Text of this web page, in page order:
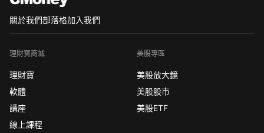
關於我們部落格加入我們
理財寶商城
理財寶
軟體
講座
線上課程
美股專區
美股放大鏡
美股股市
美股ETF